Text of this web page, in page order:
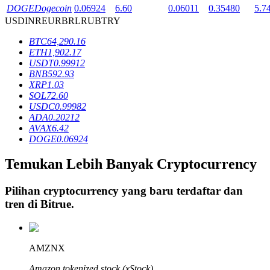
Penguncian BTR
Investasi eksklusif untuk pemegang BTR
Layanan pinjaman yang didukung Crypto
DOGEDogecoin 0.06924 6.60 0.06011 0.35480
USDINREURBRLRUBTRY
BTC64,290.16
ETH1,902.17
USDT0.99912
BNB592.93
XRP1.03
SOL72.60
USDC0.99982
ADA0.20212
AVAX6.42
DOGE0.06924
Temukan Lebih Banyak Cryptocurrency
Pilihan cryptocurrency yang baru terdaftar dan
tren di Bitrue.
AMZNX